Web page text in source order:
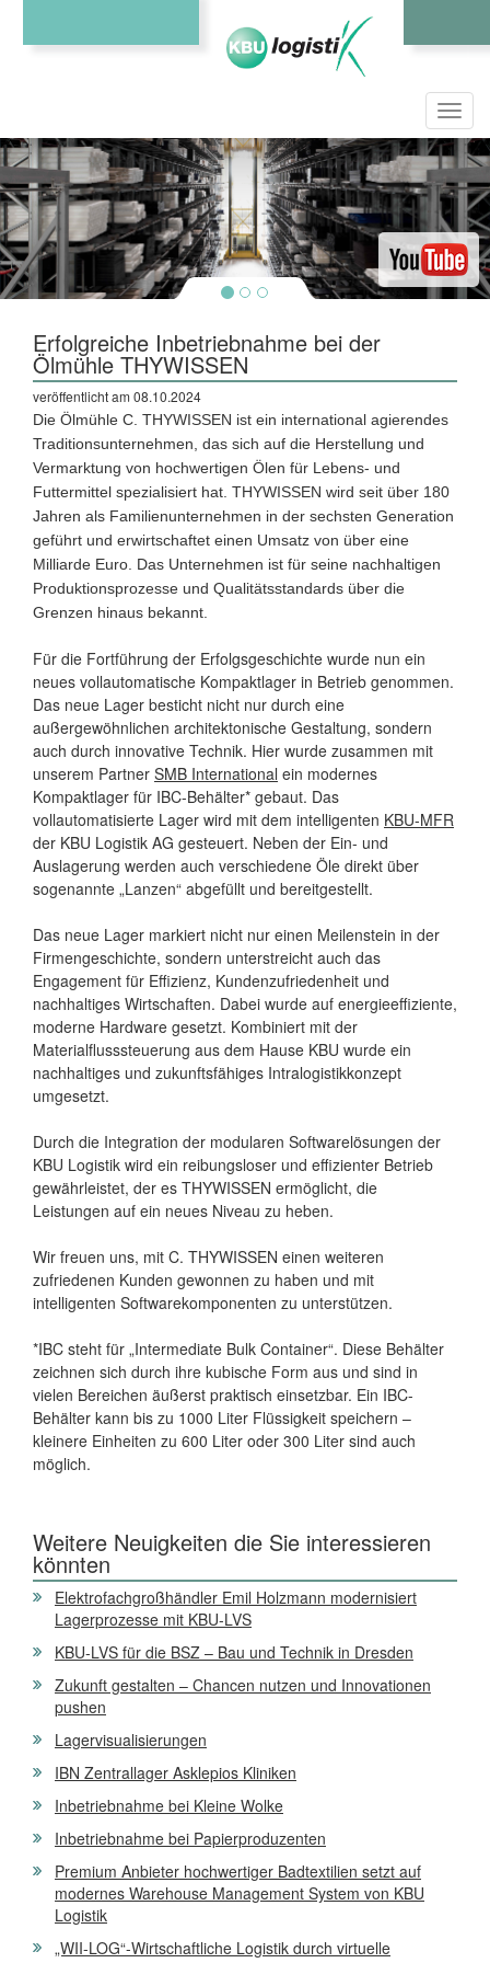
Erfolgreiche Inbetriebnahme bei der
Ölmühle THYWISSEN
veröffentlicht am 08.10.2024
Die Ölmühle C. THYWISSEN ist ein international agierendes
Traditionsunternehmen, das sich auf die Herstellung und
Vermarktung von hochwertigen Ölen für Lebens- und
Futtermittel spezialisiert hat. THYWISSEN wird seit über 180
Jahren als Familienunternehmen in der sechsten Generation
geführt und erwirtschaftet einen Umsatz von über eine
Milliarde Euro. Das Unternehmen ist für seine nachhaltigen
Produktionsprozesse und Qualitätsstandards über die
Grenzen hinaus bekannt.
Für die Fortführung der Erfolgsgeschichte wurde nun ein
neues vollautomatische Kompaktlager in Betrieb genommen.
Das neue Lager besticht nicht nur durch eine
außergewöhnlichen architektonische Gestaltung, sondern
auch durch innovative Technik. Hier wurde zusammen mit
unserem Partner SMB International ein modernes
Kompaktlager für IBC-Behälter* gebaut. Das
vollautomatisierte Lager wird mit dem intelligenten KBU-MFR
der KBU Logistik AG gesteuert. Neben der Ein- und
Auslagerung werden auch verschiedene Öle direkt über
sogenannte „Lanzen“ abgefüllt und bereitgestellt.
Das neue Lager markiert nicht nur einen Meilenstein in der
Firmengeschichte, sondern unterstreicht auch das
Engagement für Effizienz, Kundenzufriedenheit und
nachhaltiges Wirtschaften. Dabei wurde auf energieeffiziente,
moderne Hardware gesetzt. Kombiniert mit der
Materialflusssteuerung aus dem Hause KBU wurde ein
nachhaltiges und zukunftsfähiges Intralogistikkonzept
umgesetzt.
Durch die Integration der modularen Softwarelösungen der
KBU Logistik wird ein reibungsloser und effizienter Betrieb
gewährleistet, der es THYWISSEN ermöglicht, die
Leistungen auf ein neues Niveau zu heben.
Wir freuen uns, mit C. THYWISSEN einen weiteren
zufriedenen Kunden gewonnen zu haben und mit
intelligenten Softwarekomponenten zu unterstützen.
*IBC steht für „Intermediate Bulk Container“. Diese Behälter
zeichnen sich durch ihre kubische Form aus und sind in
vielen Bereichen äußerst praktisch einsetzbar. Ein IBC-
Behälter kann bis zu 1000 Liter Flüssigkeit speichern –
kleinere Einheiten zu 600 Liter oder 300 Liter sind auch
möglich.
Weitere Neuigkeiten die Sie interessieren
könnten
Elektrofachgroßhändler Emil Holzmann modernisiert
Lagerprozesse mit KBU-LVS
KBU-LVS für die BSZ – Bau und Technik in Dresden
Zukunft gestalten – Chancen nutzen und Innovationen
pushen
Lagervisualisierungen
IBN Zentrallager Asklepios Kliniken
Inbetriebnahme bei Kleine Wolke
Inbetriebnahme bei Papierproduzenten
Premium Anbieter hochwertiger Badtextilien setzt auf
modernes Warehouse Management System von KBU
Logistik
„WII-LOG“-Wirtschaftliche Logistik durch virtuelle